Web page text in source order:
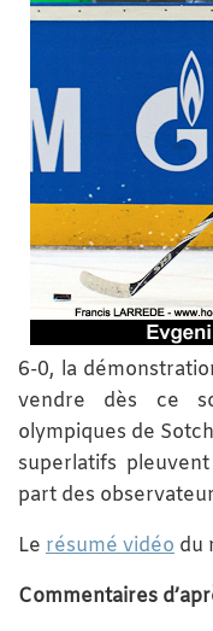
6-0, la
vendre dès ce
olympiques de
superlatifs
part des
Le résumé vidéo du
Commentaires